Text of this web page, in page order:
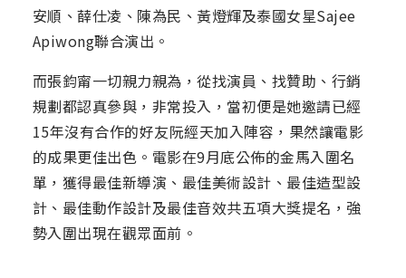
安順、薛仕凌、陳為民、黃燈輝及泰國女星Sajee
Apiwong聯合演出。
而張鈞甯一切親力親為，從找演員、找贊助、行銷
規劃都認真參與，非常投入，當初便是她邀請已經
15年沒有合作的好友阮經天加入陣容，果然讓電影
的成果更佳出色。電影在9月底公佈的金馬入圍名
單，獲得最佳新導演、最佳美術設計、最佳造型設
計、最佳動作設計及最佳音效共五項大獎提名，強
勢入圍出現在觀眾面前。